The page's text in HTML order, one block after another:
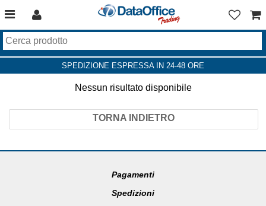
SPEDIZIONE ESPRESSA IN 24-48 ORE
Nessun risultato disponibile
TORNA INDIETRO
Pagamenti
Spedizioni